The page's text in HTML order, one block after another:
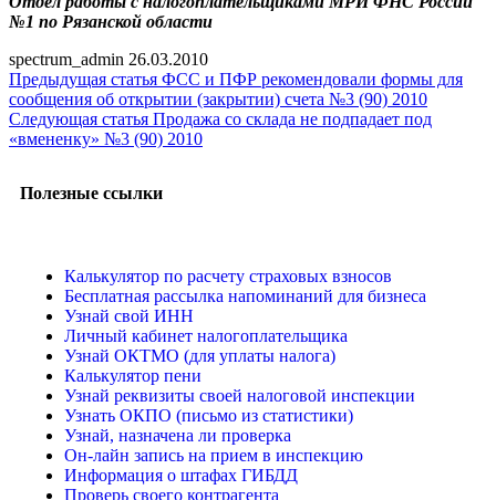
№1 по Рязанской области
spectrum_admin 26.03.2010
Предыдущая статья ФСС и ПФР рекомендовали формы для
сообщения об открытии (закрытии) счета №3 (90) 2010
Следующая статья Продажа со склада не подпадает под
«вмененку» №3 (90) 2010
Полезные ссылки
Калькулятор по расчету страховых взносов
Бесплатная рассылка напоминаний для бизнеса
Узнай свой ИНН
Личный кабинет налогоплательщика
Узнай ОКТМО (для уплаты налога)
Калькулятор пени
Узнай реквизиты своей налоговой инспекции
Узнать ОКПО (письмо из статистики)
Узнай, назначена ли проверка
Он-лайн запись на прием в инспекцию
Информация о штафах ГИБДД
Проверь своего контрагента